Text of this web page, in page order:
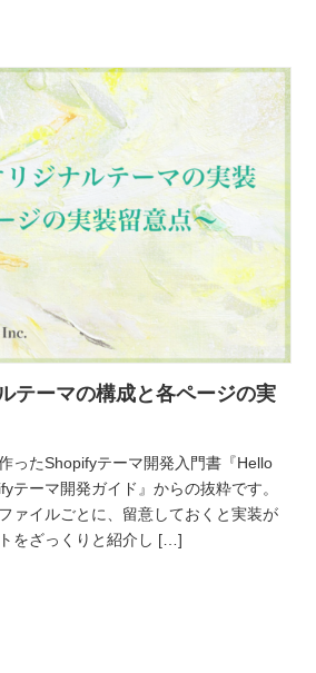
テーマの構成と各ページの実
ったShopifyテーマ開発入門書『Hello
テーマ開発ガイド』からの抜粋です。
ァイルごとに、留意しておくと実装が
をざっくりと紹介し […]